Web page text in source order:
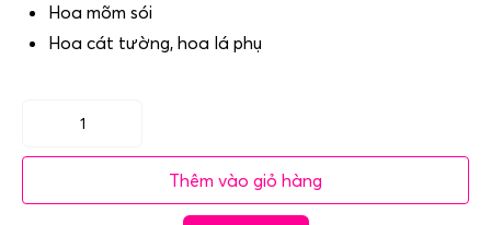
Hoa mõm sói
Hoa cát tường, hoa lá phụ
Giỏ
hoa
Thêm vào giỏ hàng